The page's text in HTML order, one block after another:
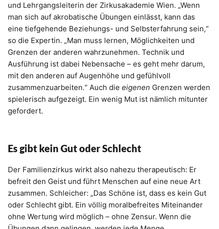
und Lehrgangsleiterin der Zirkusakademie Wien. „Wenn
man sich auf akrobatische Übungen einlässt, kann das
eine tiefgehende Beziehungs- und Selbsterfahrung sein,“
so die Expertin. „Man muss lernen, Möglichkeiten und
Grenzen der anderen wahrzunehmen. Technik und
Ausführung ist dabei Nebensache – es geht mehr darum,
mit den anderen auf Augenhöhe und gefühlvoll
zusammenzuarbeiten.“ Auch die eigenen Grenzen werden
spielerisch aufgezeigt. Ein wenig Mut ist nämlich mitunter
gefordert.
Es gibt kein Gut oder Schlecht
Der Familienzirkus wirkt also nahezu therapeutisch: Er
befreit den Geist und führt Menschen auf eine neue Art
zusammen. Schleicher: „Das Schöne ist, dass es kein Gut
oder Schlecht gibt. Ein völlig moralbefreites Miteinander
ohne Wertung wird möglich – ohne Zensur. Wenn die